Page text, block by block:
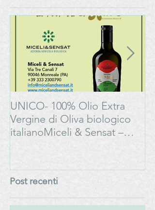
UNICO- 100% Olio Extra
Vergine di Oliva biologico
italianoMiceli & Sensat –
Post recenti